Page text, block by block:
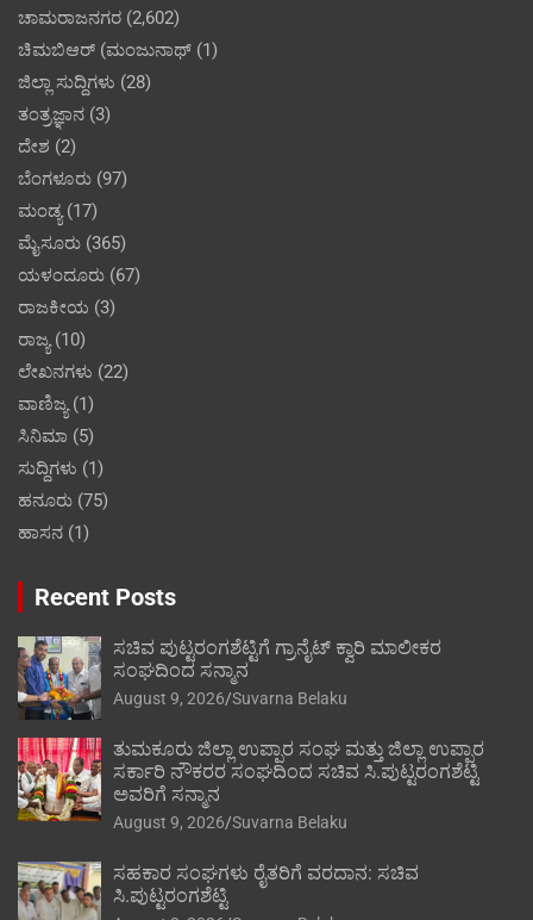
ಚಾಮರಾಜನಗರ (2,602)
ಚಿಮಬಿಆರ್ (ಮಂಜುನಾಥ್ (1)
ಜಿಲ್ಲಾ ಸುದ್ದಿಗಳು (28)
ತಂತ್ರಜ್ಞಾನ (3)
ದೇಶ (2)
ಬೆಂಗಳೂರು (97)
ಮಂಡ್ಯ(17)
ಮೈಸೂರು (365)
ಯಳಂದೂರು (67)
ರಾಜಕೀಯ (3)
ರಾಜ್ಯ(10)
ಲೇಖನಗಳು (22)
ವಾಣಿಜ್ಯ(1)
ಸಿನಿಮಾ (5)
ಸುದ್ದಿಗಳು (1)
ಹನೂರು (75)
ಹಾಸನ (1)
Recent Posts
ಸಚಿವ ಪುಟ್ಟರಂಗಶೆಟ್ಟಿಗೆ ಗ್ರಾನೈಟ್ ಕ್ವಾರಿ ಮಾಲೀಕರ
ಸಂಘದಿಂದ ಸನ್ಮಾನ
August 9, 2026 Suvarna Belaku
ತುಮಕೂರು ಜಿಲ್ಲಾ ಉಪ್ಪಾರ ಸಂಘ ಮತ್ತು ಜಿಲ್ಲಾ ಉಪ್ಪಾರ
ಸರ್ಕಾರಿ ನೌಕರರ ಸಂಘದಿಂದ ಸಚಿವ ಸಿ.ಪುಟ್ಟರಂಗಶೆಟ್ಟಿ
ಅವರಿಗೆ ಸನ್ಮಾನ
August 9, 2026 Suvarna Belaku
ಸಹಕಾರ ಸಂಘಗಳು ರೈತರಿಗೆ ವರದಾನ: ಸಚಿವ
ಸಿ.ಪುಟ್ಟರಂಗಶೆಟ್ಟಿ